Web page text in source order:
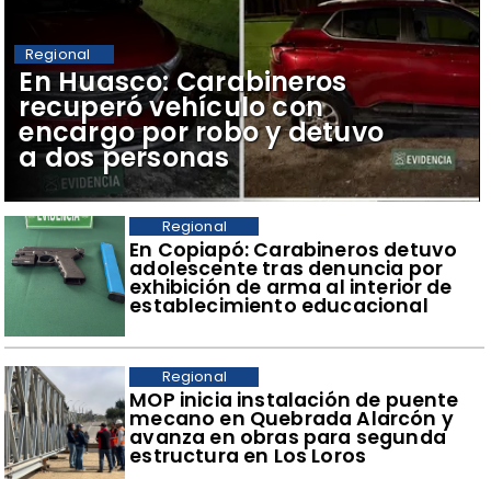
​En Copiapó: Carabineros detuvo
adolescente tras denuncia por
exhibición de arma al interior de
establecimiento educacional
Regional
​MOP inicia instalación de puente
mecano en Quebrada Alarcón y
avanza en obras para segunda
estructura en Los Loros
Regional
​En Huasco: Carabineros
recuperó vehículo con
encargo por robo y detuvo
a dos personas
Regional